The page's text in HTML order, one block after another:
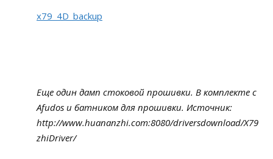
x79_4D_backup
Еще один дамп стоковой прошивки. В комплекте с
Afudos и батником для прошивки. Источник:
http://www.huananzhi.com:8080/driversdownload/X79
zhiDriver/